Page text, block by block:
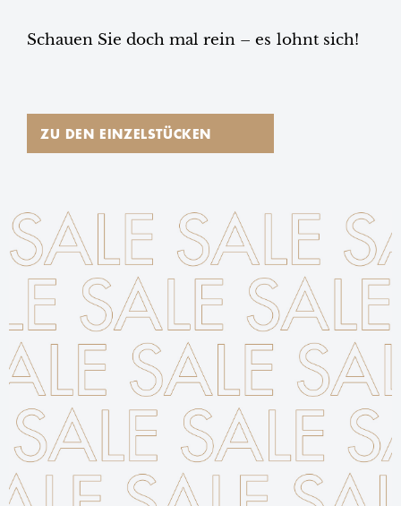
Schauen Sie doch mal rein – es lohnt sich!
ZU DEN EINZELSTÜCKEN